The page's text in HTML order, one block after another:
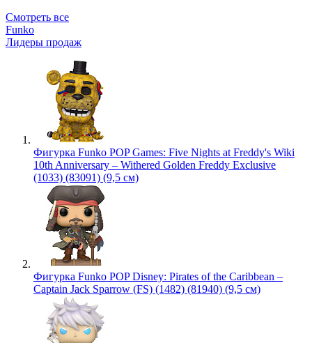
Смотреть все
Funko
Лидеры продаж
Фигурка Funko POP Games: Five Nights at Freddy's Wiki
10th Anniversary – Withered Golden Freddy Exclusive
(1033) (83091) (9,5 см)
Фигурка Funko POP Disney: Pirates of the Caribbean –
Captain Jack Sparrow (FS) (1482) (81940) (9,5 см)